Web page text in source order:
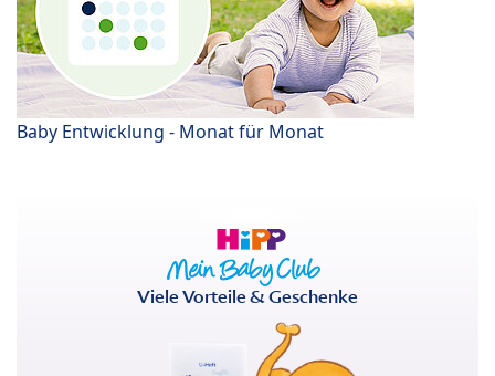
Baby Entwicklung - Monat für Monat
Viele Vorteile & Geschenke